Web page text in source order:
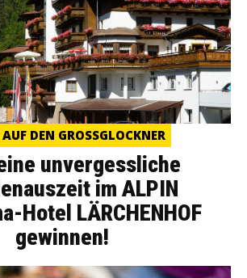
DEN GROSSGLOCKNER
unvergessliche
im ALPIN
Hotel LÄRCHENHOF
gewinnen!